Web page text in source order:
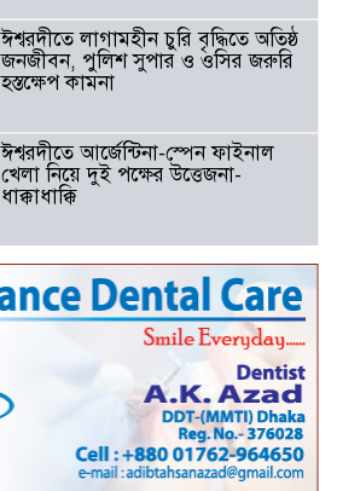
ঈশ্বরদীতে লাগামহীন চুরি বৃদ্ধিতে অতিষ্ঠ
জনজীবন, পুলিশ সুপার ও ওসির জরুরি
হস্তক্ষেপ কামনা ​
ঈশ্বরদীতে আর্জেন্টিনা-স্পেন ফাইনাল
খেলা নিয়ে দুই পক্ষের উত্তেজনা-
ধাক্কাধাক্কি
বাংলাদেশসহ বাসযোগ্য পৃথিবী গড়তে
গাছ লাগিয়ে অক্সিজেন ফ্যাক্টরী গড়ে
তোলার বিকল্প নেই——বিএনপির
কেন্দ্রিয় নেতা সাবেক এমপি বীর
মুক্তিযোদ্ধা সিরাজুল ইসলাম সরদার